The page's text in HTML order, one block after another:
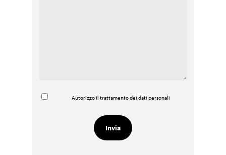
Autorizzo il trattamento dei dati personali